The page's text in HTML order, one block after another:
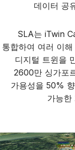
데이터 공
SLA는 iTwin
통합하여 여러 이
디지털 트윈을
2600만 싱가포
가용성을 50%
가능한